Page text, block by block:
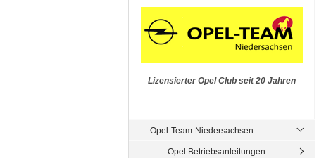
Lizensierter Opel Club seit 20 Jahren
Opel-Team-Niedersachsen
Opel Betriebsanleitungen